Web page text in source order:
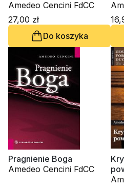
Amedeo Cencini FdCC
27,00 zł
Do koszyka
Pragnienie Boga
Amedeo Cencini FdCC